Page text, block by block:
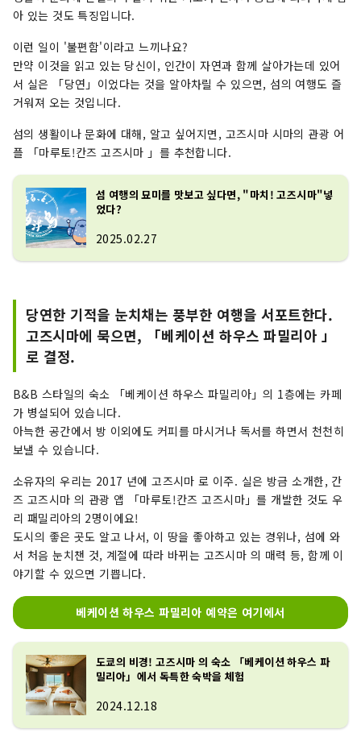
아 있는 것도 특징입니다.
이런 일이 '불편함'이라고 느끼나요?
만약 이것을 읽고 있는 당신이, 인간이 자연과 함께 살아가는데 있어
서 실은 「당연」이었다는 것을 알아차릴 수 있으면, 섬의 여행도 즐
거워져 오는 것입니다.
섬의 생활이나 문화에 대해, 알고 싶어지면, 고즈시마 시마의 관광 어
플 「마루토!칸즈 고즈시마 」를 추천합니다.
섬 여행의 묘미를 맛보고 싶다면, "마치! 고즈시마"넣
었다?
2025.02.27
당연한 기적을 눈치채는 풍부한 여행을 서포트한다.
고즈시마에 묵으면, 「베케이션 하우스 파밀리아 」
로 결정.
B&B 스타일의 숙소 「베케이션 하우스 파밀리아」의 1층에는 카페
가 병설되어 있습니다.
아늑한 공간에서 방 이외에도 커피를 마시거나 독서를 하면서 천천히
보낼 수 있습니다.
소유자의 우리는 2017 년에 고즈시마 로 이주. 실은 방금 소개한, 간
즈 고즈시마 의 관광 앱 「마루토!칸즈 고즈시마」를 개발한 것도 우
리 패밀리아의 2명이에요!
도시의 좋은 곳도 알고 나서, 이 땅을 좋아하고 있는 경위나, 섬에 와
서 처음 눈치챈 것, 계절에 따라 바뀌는 고즈시마 의 매력 등, 함께 이
야기할 수 있으면 기쁩니다.
베케이션 하우스 파밀리아 예약은 여기에서
도쿄의 비경! 고즈시마 의 숙소 「베케이션 하우스 파
밀리아」에서 독특한 숙박을 체험
2024.12.18